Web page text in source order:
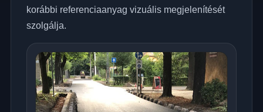
korábbi referenciaanyag vizuális megjelenítését
szolgálja.